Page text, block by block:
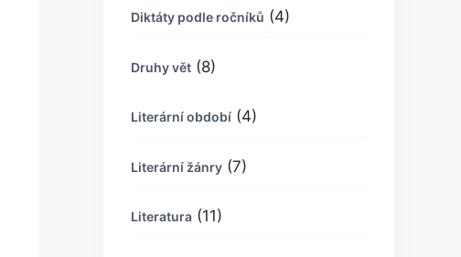
Diktáty podle ročníků (4)
Druhy vět (8)
Literární období (4)
Literární žánry (7)
Literatura (11)